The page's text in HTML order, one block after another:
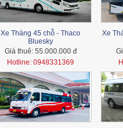
Xe Tháng 45 chỗ - Thaco
Bluesky
Giá thuê: 55.000.000 đ
Hotline: 0948331369
Xe